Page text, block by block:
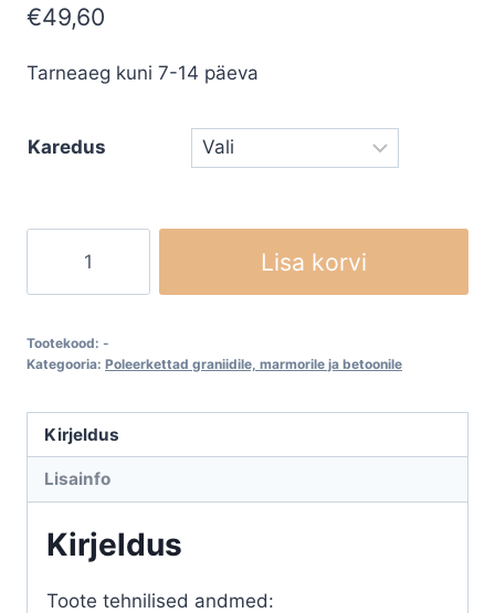
€49,60
Tarneaeg kuni 7-14 päeva
Karedus
poleersegmendid
FICKERT
Lisa korvi
Tootekood: -
Kategooria: Poleerkettad graniidile, marmorile ja betoonile
Kirjeldus
Lisainfo
Kirjeldus
Toote tehnilised andmed: